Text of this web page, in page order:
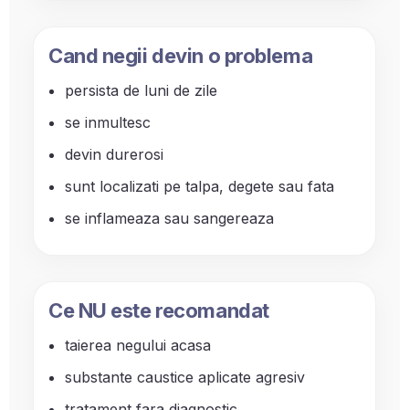
Cand negii devin o problema
persista de luni de zile
se inmultesc
devin durerosi
sunt localizati pe talpa, degete sau fata
se inflameaza sau sangereaza
Ce NU este recomandat
taierea negului acasa
substante caustice aplicate agresiv